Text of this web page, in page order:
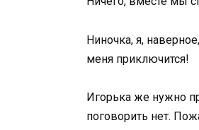
Ниночка, я,
меня приключится!
Игорька же нужно
поговорить нет.